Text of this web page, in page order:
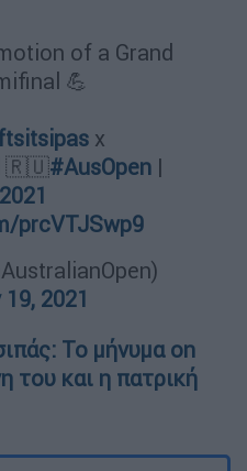
of a Grand
💪
x
🇷🇺#AusOpen|
prcVTJSwp9
2021
Το μήνυμα on
του και η πατρική